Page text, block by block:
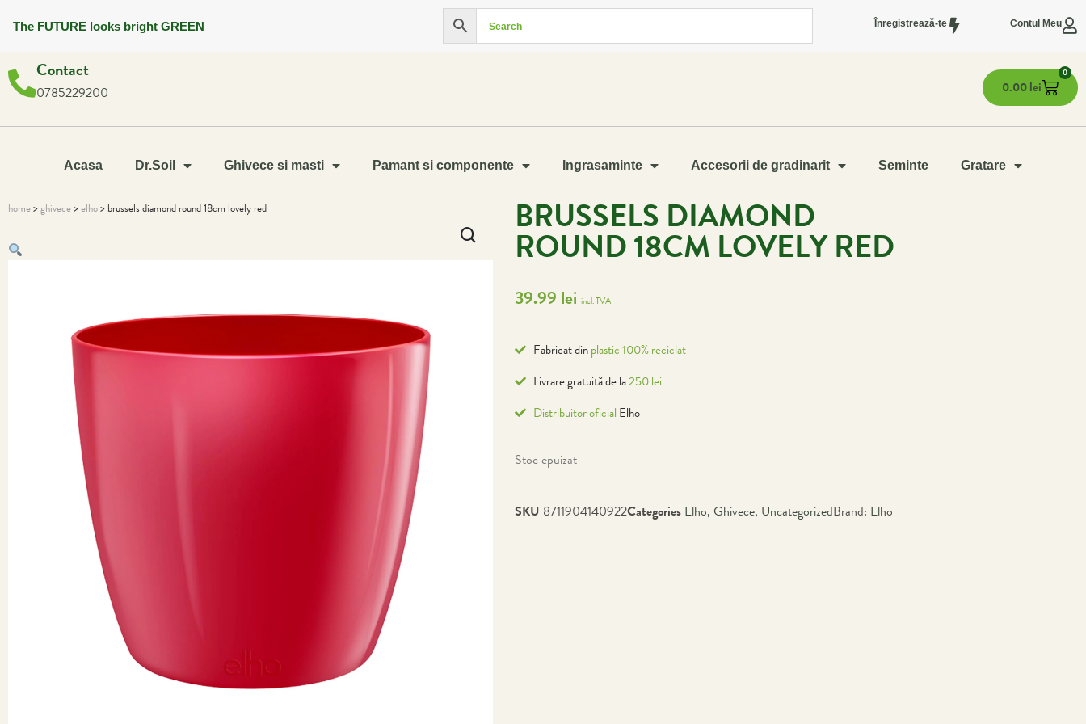
The FUTURE looks bright GREEN Înregistrează-te Contul Meu
Contact
0785229200 0.00lei
0
Acasa Dr.Soil Ghivece si masti Pamant si componente Ingrasaminte Accesorii de gradinarit Seminte Gratare
home>ghivece>elho> brussels diamond round 18cm lovely red BRUSSELS DIAMOND
ROUND 18CM LOVELY RED
39.99 lei incl. TVA
Fabricat dinplastic 100% reciclat
Livrare gratuită de la250 lei
Distribuitor oficial Elho
Stoc epuizat
SKU 8711904140922Categories Elho, Ghivece, UncategorizedBrand: Elho